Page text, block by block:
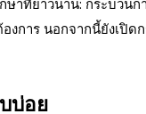
ษาที่ยาวนาน: กระบวน
การ นอกจากนี้ยังเปิด
บ่อย